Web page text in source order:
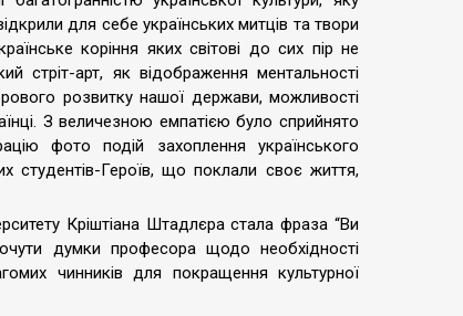
для себе українських митців та твори
коріння яких світові до сих пір не
стріт-арт, як відображення ментальності
розвитку нашої держави, можливості
З величезною емпатією було сприйнято
фото подій захоплення українського
студентів-Героїв, що поклали своє життя,
Кріштіана Штадлєра стала фраза “Ви
думки професора щодо необхідності
чинників для покращення культурної